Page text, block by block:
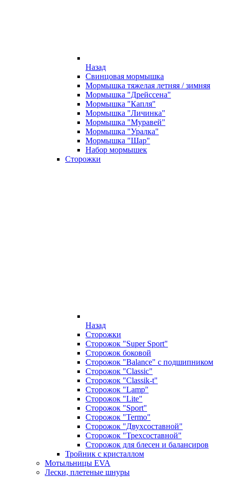
Назад
Свинцовая мормышка
Мормышка тяжелая летняя / зимняя
Мормышка "Дрейссена"
Мормышка "Капля"
Мормышка "Личинка"
Мормышка "Муравей"
Мормышка "Уралка"
Мормышка "Шар"
Набор мормышек
Сторожки
Назад
Сторожки
Сторожок "Super Sport"
Сторожок боковой
Сторожок "Balance" с подшипником
Сторожок "Classic"
Сторожок "Classik-t"
Сторожок "Lamp"
Сторожок "Lite"
Сторожок "Sport"
Сторожок "Termo"
Сторожок "Двухсоставной"
Сторожок "Трехсоставной"
Сторожок для блесен и балансиров
Тройник с кристаллом
Мотыльницы EVA
Лески, плетеные шнуры